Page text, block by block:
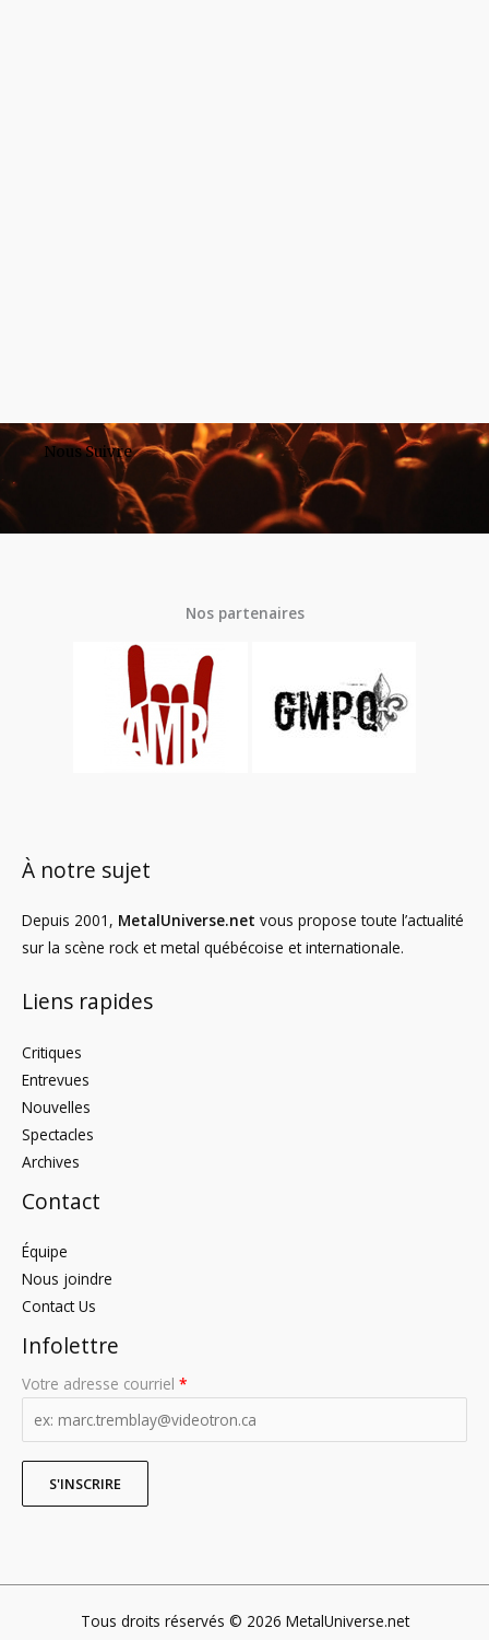
Nous Suivre
Nos partenaires
À notre sujet
Depuis 2001, MetalUniverse.net vous propose toute l’actualité
sur la scène rock et metal québécoise et internationale.
Liens rapides
Critiques
Entrevues
Nouvelles
Spectacles
Archives
Contact
Équipe
Nous joindre
Contact Us
Infolettre
Votre adresse courriel *
Tous droits réservés © 2026 MetalUniverse.net